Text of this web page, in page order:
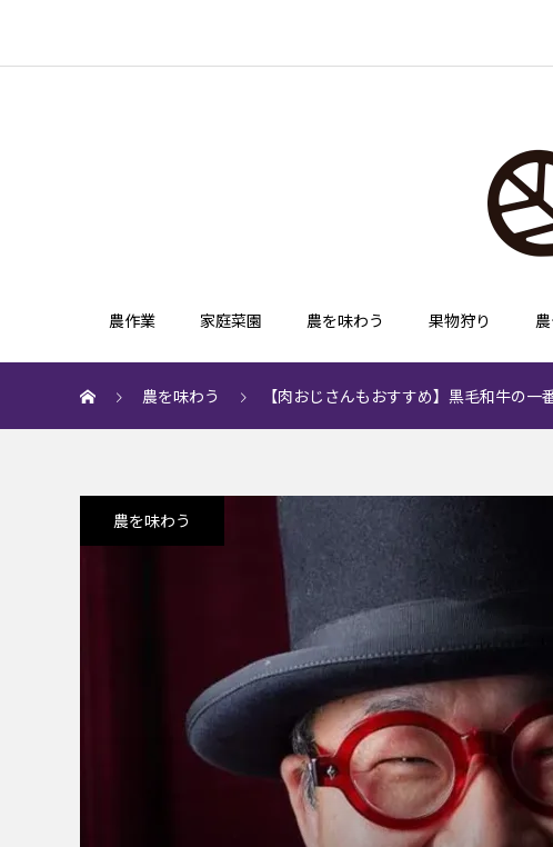
農作業 家庭菜園 農を味わう 果物狩り
農を味わう 【肉おじさんもおすすめ】黒毛和牛の一
農を味わう